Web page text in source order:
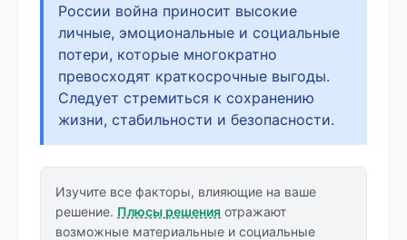
России война приносит высокие
личные, эмоциональные и социальные
потери, которые многократно
превосходят краткосрочные выгоды.
Следует стремиться к сохранению
жизни, стабильности и безопасности.
Изучите все факторы, влияющие на ваше
решение. Плюсы решения отражают
возможные материальные и социальные